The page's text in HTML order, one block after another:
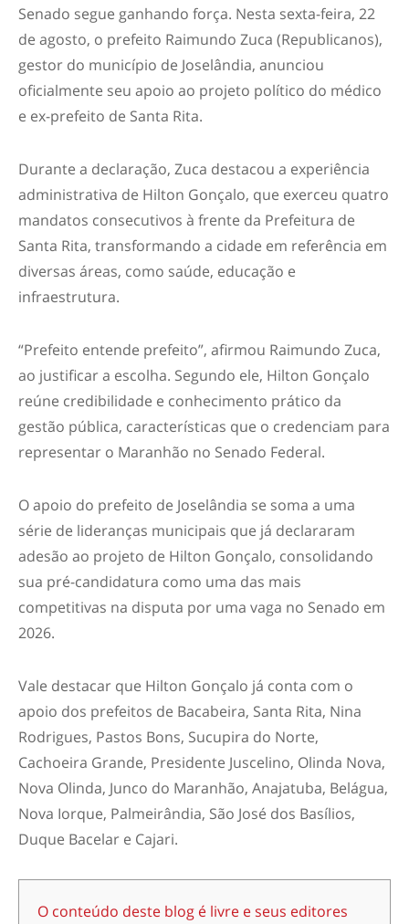
Senado segue ganhando força. Nesta sexta-feira, 22
de agosto, o prefeito Raimundo Zuca (Republicanos),
gestor do município de Joselândia, anunciou
oficialmente seu apoio ao projeto político do médico
e ex-prefeito de Santa Rita.
Durante a declaração, Zuca destacou a experiência
administrativa de Hilton Gonçalo, que exerceu quatro
mandatos consecutivos à frente da Prefeitura de
Santa Rita, transformando a cidade em referência em
diversas áreas, como saúde, educação e
infraestrutura.
“Prefeito entende prefeito”, afirmou Raimundo Zuca,
ao justificar a escolha. Segundo ele, Hilton Gonçalo
reúne credibilidade e conhecimento prático da
gestão pública, características que o credenciam para
representar o Maranhão no Senado Federal.
O apoio do prefeito de Joselândia se soma a uma
série de lideranças municipais que já declararam
adesão ao projeto de Hilton Gonçalo, consolidando
sua pré-candidatura como uma das mais
competitivas na disputa por uma vaga no Senado em
2026.
Vale destacar que Hilton Gonçalo já conta com o
apoio dos prefeitos de Bacabeira, Santa Rita, Nina
Rodrigues, Pastos Bons, Sucupira do Norte,
Cachoeira Grande, Presidente Juscelino, Olinda Nova,
Nova Olinda, Junco do Maranhão, Anajatuba, Belágua,
Nova Iorque, Palmeirândia, São José dos Basílios,
Duque Bacelar e Cajari.
O conteúdo deste blog é livre e seus editores